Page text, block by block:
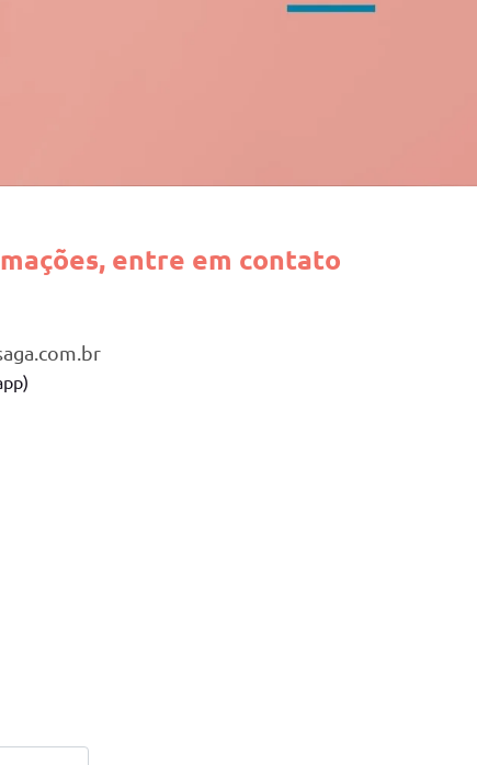
entre em contato